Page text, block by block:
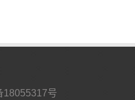
18055317号